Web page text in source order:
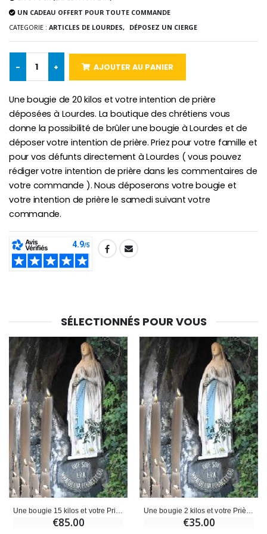
€9.90
UN CADEAU OFFERT POUR TOUTE COMMANDE
CATEGORIE :ARTICLES DE LOURDES, DÉPOSEZ UN CIERGE
- + AJOUTER AU PANIER
Une bougie de 20 kilos et votre intention de prière
déposées à Lourdes. La boutique des chrétiens vous
donne la possibilité de brûler une bougie à Lourdes et de
déposer votre intention de prière. Priez pour votre famille et
pour vos défunts directement à Lourdes ( vous pouvez
rédiger votre intention de prière dans les commentaires de
votre commande ). Nous déposerons votre bougie et
votre intention de prière le samedi suivant votre
commande.
SHARE:
SÉLECTIONNÉS POUR VOUS
€85.00 €35.00